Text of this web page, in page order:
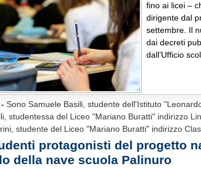
fino ai licei –
dirigente dal
settembre. Il
dai decreti
dall’Ufficio
Sono Samuele Basili, studente dell'Istituto
studentessa del Liceo "Mariano Buratti" indirizzo
studente del Liceo "Mariano Buratti" indirizzo
protagonisti del progetto
della nave scuola Palinuro